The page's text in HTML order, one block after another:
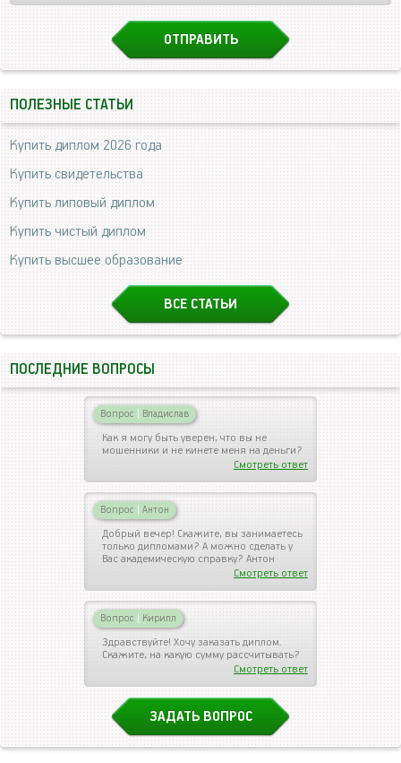
ПОЛЕЗНЫЕ СТАТЬИ
Купить диплом 2026 года
Купить свидетельства
Купить липовый диплом
Купить чистый диплом
Купить высшее образование
ВСЕ СТАТЬИ
ПОСЛЕДНИЕ ВОПРОСЫ
Вопрос Владислав
Как я могу быть уверен, что вы не
мошенники и не кинете меня на деньги?
Смотреть ответ
Вопрос Антон
Добрый вечер! Скажите, вы занимаетесь
только дипломами? А можно сделать у
Вас академическую справку? Антон
Смотреть ответ
Вопрос Кирилл
Здравствуйте! Хочу заказать диплом.
Скажите, на какую сумму рассчитывать?
Смотреть ответ
ЗАДАТЬ ВОПРОС